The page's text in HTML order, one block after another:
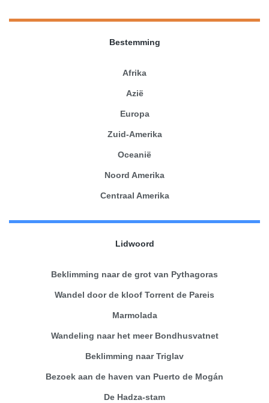
Bestemming
Afrika
Azië
Europa
Zuid-Amerika
Oceanië
Noord Amerika
Centraal Amerika
Lidwoord
Beklimming naar de grot van Pythagoras
Wandel door de kloof Torrent de Pareis
Marmolada
Wandeling naar het meer Bondhusvatnet
Beklimming naar Triglav
Bezoek aan de haven van Puerto de Mogán
De Hadza-stam